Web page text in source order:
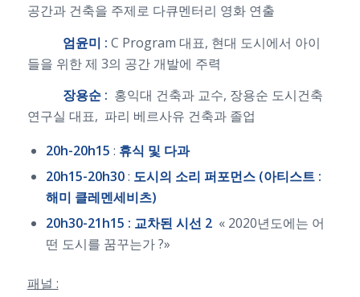
공간과 건축을 주제로 다큐멘터리 영화 연출
엄윤미 : C Program 대표, 현대 도시에서 아이
들을 위한 제 3의 공간 개발에 주력
장용순 : 홍익대 건축과 교수, 장용순 도시건축
연구실 대표, 파리 베르사유 건축과 졸업
20h-20h15 : 휴식 및 다과
20h15-20h30: 도시의 소리 퍼포먼스 (아티스트 :
해미 클레멘세비츠)
20h30-21h15 : 교차된 시선 2 « 2020년도에는 어
떤 도시를 꿈꾸는가 ?»
패널 :